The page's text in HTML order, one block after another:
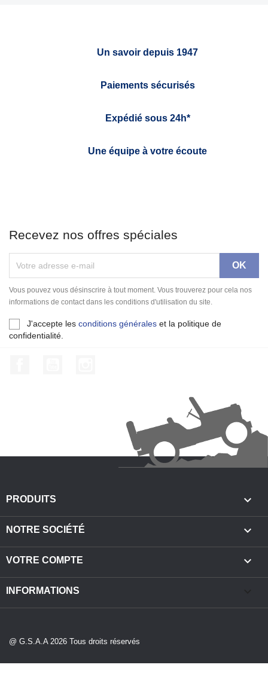
Un savoir depuis 1947
Paiements sécurisés
Expédié sous 24h*
Une équipe à votre écoute
Recevez nos offres spéciales
Vous pouvez vous désinscrire à tout moment. Vous trouverez pour cela nos
informations de contact dans les conditions d'utilisation du site.
J'accepte les conditions générales et la politique de
confidentialité.
PRODUITS 
NOTRE SOCIÉTÉ 
VOTRE COMPTE 
INFORMATIONS
@ G.S.A.A 2026 Tous droits réservés